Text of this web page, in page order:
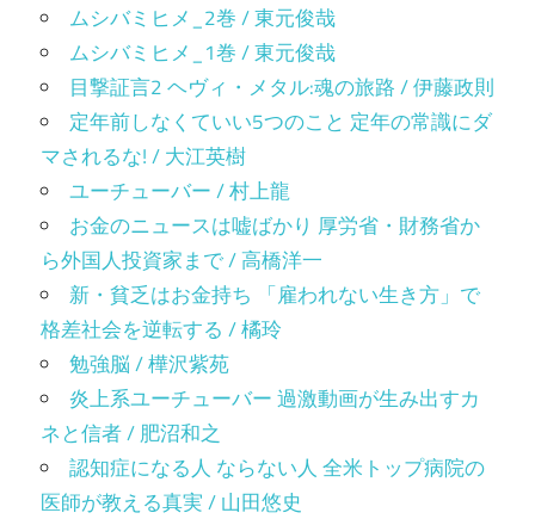
ムシバミヒメ_2巻 / 東元俊哉
ムシバミヒメ_1巻 / 東元俊哉
目撃証言2 ヘヴィ・メタル:魂の旅路 / 伊藤政則
定年前しなくていい5つのこと 定年の常識にダ
マされるな! / 大江英樹
ユーチューバー / 村上龍
お金のニュースは嘘ばかり 厚労省・財務省か
ら外国人投資家まで / 高橋洋一
新・貧乏はお金持ち 「雇われない生き方」で
格差社会を逆転する / 橘玲
勉強脳 / 樺沢紫苑
炎上系ユーチューバー 過激動画が生み出すカ
ネと信者 / 肥沼和之
認知症になる人 ならない人 全米トップ病院の
医師が教える真実 / 山田悠史